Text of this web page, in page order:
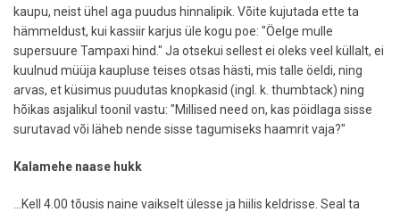
kaupu, neist ühel aga puudus hinnalipik. Võite kujutada ette ta
hämmeldust, kui kassiir karjus üle kogu poe: "Öelge mulle
supersuure Tampaxi hind." Ja otsekui sellest ei oleks veel küllalt, ei
kuulnud müüja kaupluse teises otsas hästi, mis talle öeldi, ning
arvas, et küsimus puudutas knopkasid (ingl. k. thumbtack) ning
hõikas asjalikul toonil vastu: "Millised need on, kas pöidlaga sisse
surutavad või läheb nende sisse tagumiseks haamrit vaja?"
Kalamehe naase hukk
...Kell 4.00 tõusis naine vaikselt ülesse ja hiilis keldrisse. Seal ta